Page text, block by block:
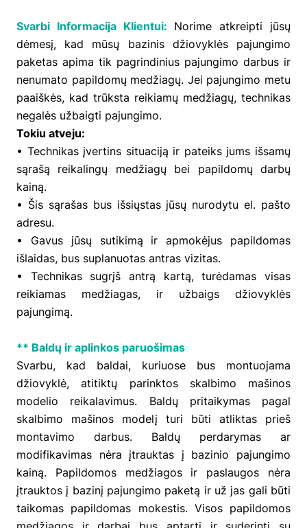
Svarbi Informacija Klientui: Norime atkreipti jūsų
dėmesį, kad mūsų bazinis džiovyklės pajungimo
paketas apima tik pagrindinius pajungimo darbus ir
nenumato papildomų medžiagų. Jei pajungimo metu
paaiškės, kad trūksta reikiamų medžiagų, technikas
negalės užbaigti pajungimo.
Tokiu atveju:
• Technikas įvertins situaciją ir pateiks jums išsamų
sąrašą reikalingų medžiagų bei papildomų darbų
kainą.
• Šis sąrašas bus išsiųstas jūsų nurodytu el. pašto
adresu.
• Gavus jūsų sutikimą ir apmokėjus papildomas
išlaidas, bus suplanuotas antras vizitas.
• Technikas sugrįš antrą kartą, turėdamas visas
reikiamas medžiagas, ir užbaigs džiovyklės
pajungimą.
** Baldų ir aplinkos paruošimas
Svarbu, kad baldai, kuriuose bus montuojama
džiovyklė, atitiktų parinktos skalbimo mašinos
modelio reikalavimus. Baldų pritaikymas pagal
skalbimo mašinos modelį turi būti atliktas prieš
montavimo darbus. Baldų perdarymas ar
modifikavimas nėra įtrauktas į bazinio pajungimo
kainą. Papildomos medžiagos ir paslaugos nėra
įtrauktos į bazinį pajungimo paketą ir už jas gali būti
taikomas papildomas mokestis. Visos papildomos